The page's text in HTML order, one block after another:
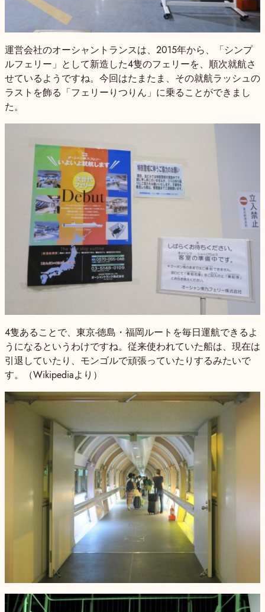
運営会社のオーシャントランスは、2015年から、「シンプ
ルフェリー」として新造した4隻のフェリーを、順次就航さ
せているようですね。今回はたまたま、その就航ラッシュの
ラストを飾る「フェリーりつりん」に乗ることができまし
た。
4隻あることで、東京-徳島・福岡ルートを毎日運航できるよ
うになるというわけですね。従来使われていた船は、現在は
引退していたり、モンゴルで頑張っていたりするみたいで
す。（Wikipediaより）